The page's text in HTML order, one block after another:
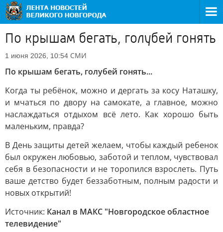
По крышам бегать, голубей гонять
1 июня 2026, 10:54 СМИ
По крышам бегать, голубей гонять...
Когда ты ребёнок, можно и дергать за косу Наташку,
и мчаться по двору на самокате, а главное, можно
наслаждаться отдыхом всё лето. Как хорошо быть
маленьким, правда?
В День защиты детей желаем, чтобы каждый ребенок
был окружен любовью, заботой и теплом, чувствовал
себя в безопасности и не торопился взрослеть. Путь
ваше детство будет беззаботным, полным радости и
новых открытий!
Источник: Канал в МАКС "Новгородское областное
телевидение"